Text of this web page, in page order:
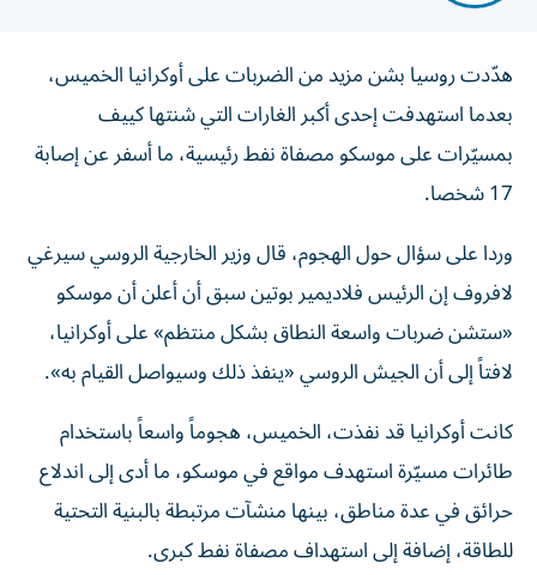
هدّدت روسيا بشن مزيد من الضربات على أوكرانيا الخميس،
بعدما استهدفت إحدى أكبر الغارات التي شنتها كييف
بمسيّرات على موسكو مصفاة نفط رئيسية، ما أسفر عن إصابة
17 شخصا.
وردا على سؤال حول الهجوم، قال وزير الخارجية الروسي سيرغي
لافروف إن الرئيس فلاديمير بوتين سبق أن أعلن أن موسكو
«ستشن ضربات واسعة النطاق بشكل منتظم» على أوكرانيا،
لافتاً إلى أن الجيش الروسي «ينفذ ذلك وسيواصل القيام به».
كانت أوكرانيا قد نفذت، الخميس، هجوماً واسعاً باستخدام
طائرات مسيّرة استهدف مواقع في موسكو، ما أدى إلى اندلاع
حرائق في عدة مناطق، بينها منشآت مرتبطة بالبنية التحتية
للطاقة، إضافة إلى استهداف مصفاة نفط كبرى.